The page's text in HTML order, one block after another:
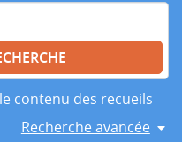
contenu des recueils
Recherche avancée